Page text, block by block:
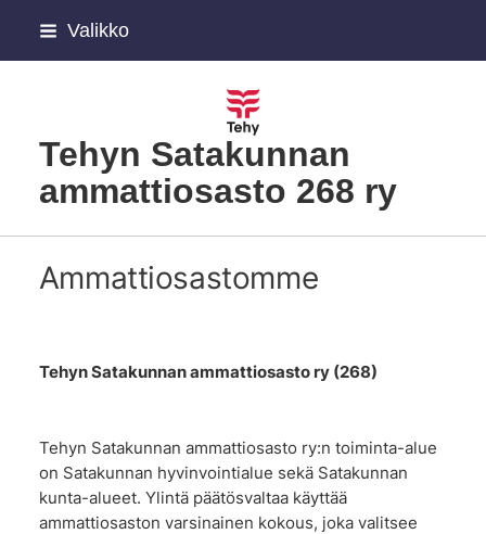
Siirry
Valikko
Tehyn Satakunnan
ammattiosasto 268 ry
Ammattiosastomme
Tehyn Satakunnan ammattiosasto ry (268)
Tehyn Satakunnan ammattiosasto ry:n toiminta-alue
on Satakunnan hyvinvointialue sekä Satakunnan
kunta-alueet. Ylintä päätösvaltaa käyttää
ammattiosaston varsinainen kokous, joka valitsee